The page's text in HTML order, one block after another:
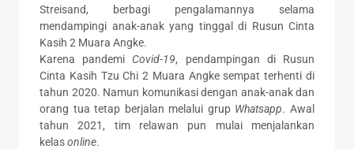
Streisand, berbagi pengalamannya selama
mendampingi anak-anak yang tinggal di Rusun Cinta
Kasih 2 Muara Angke.
Karena pandemi Covid-19, pendampingan di Rusun
Cinta Kasih Tzu Chi 2 Muara Angke sempat terhenti di
tahun 2020. Namun komunikasi dengan anak-anak dan
orang tua tetap berjalan melalui grup Whatsapp. Awal
tahun 2021, tim relawan pun mulai menjalankan
kelasonline.